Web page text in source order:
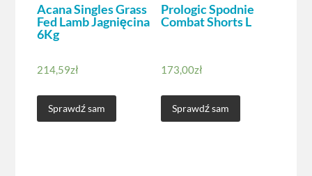
Acana Singles Grass
Fed Lamb Jagnięcina
6Kg
214,59zł
Sprawdź sam
Prologic Spodnie
Combat Shorts L
173,00zł
Sprawdź sam